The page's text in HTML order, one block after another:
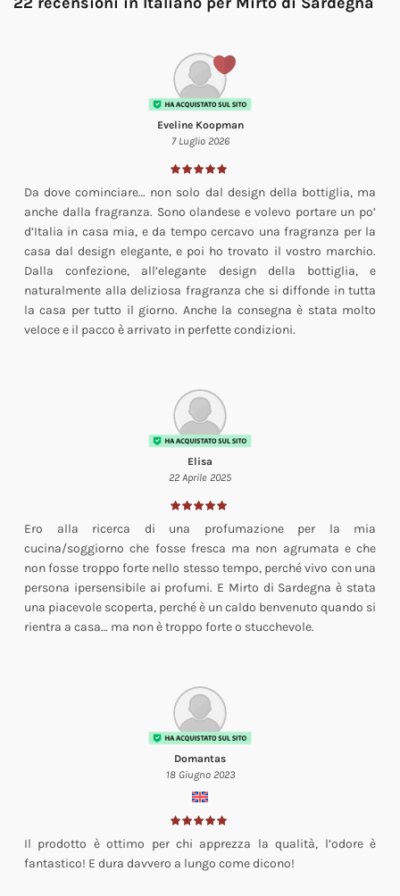
Eveline Koopman
7 Luglio 2026
Da dove cominciare… non solo dal design della bottiglia, ma
anche dalla fragranza. Sono olandese e volevo portare un po’
d’Italia in casa mia, e da tempo cercavo una fragranza per la
casa dal design elegante, e poi ho trovato il vostro marchio.
Dalla confezione, all’elegante design della bottiglia, e
naturalmente alla deliziosa fragranza che si diffonde in tutta
la casa per tutto il giorno. Anche la consegna è stata molto
veloce e il pacco è arrivato in perfette condizioni.
Elisa
22 Aprile 2025
Ero alla ricerca di una profumazione per la mia
cucina/soggiorno che fosse fresca ma non agrumata e che
non fosse troppo forte nello stesso tempo, perché vivo con una
persona ipersensibile ai profumi. E Mirto di Sardegna è stata
una piacevole scoperta, perché è un caldo benvenuto quando si
rientra a casa… ma non è troppo forte o stucchevole.
Domantas
18 Giugno 2023
Il prodotto è ottimo per chi apprezza la qualità, l’odore è
fantastico! E dura davvero a lungo come dicono!